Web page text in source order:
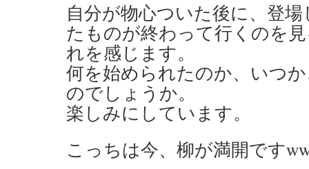
自分が物心ついた後に、登
たものが終わって行くのを
れを感じます。
何を始められたのか、いつ
のでしょうか。
楽しみにしています。
こっちは今、柳が満開です